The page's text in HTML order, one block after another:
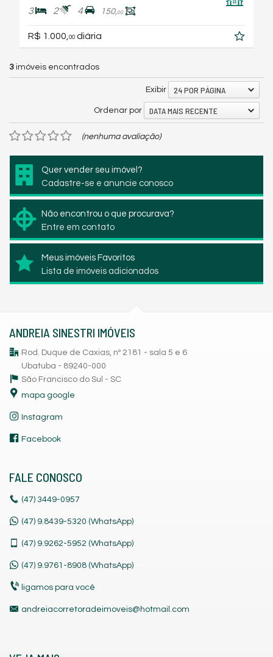
3 2 4 150,00
R$ 1.000, 00 diária
3 imóveis encontrados
Exibir 24 POR PÁGINA
Ordenar por DATA MAIS RECENTE
(nenhuma avaliação)
Quer vender seu imóvel?
Cadastre-se e anuncie conosco
Não encontrou o que procurava?
Entre em contato
Meus imóveis Favoritos
Lista de imóveis adicionados
ANDREIA SINESTRI IMÓVEIS
Rod. Duque de Caxias, nº 2181 - sala 5 e 6
Ubatuba - 89240-000
São Francisco do Sul - SC
mapa google
Instagram
Facebook
FALE CONOSCO
(47) 3449-0957
(47) 9.8439-5320 (WhatsApp)
(47) 9.9262-5952 (WhatsApp)
(47) 9.9761-8908 (WhatsApp)
ligamos para você
andreiacorretoradeimoveis@hotmail.com